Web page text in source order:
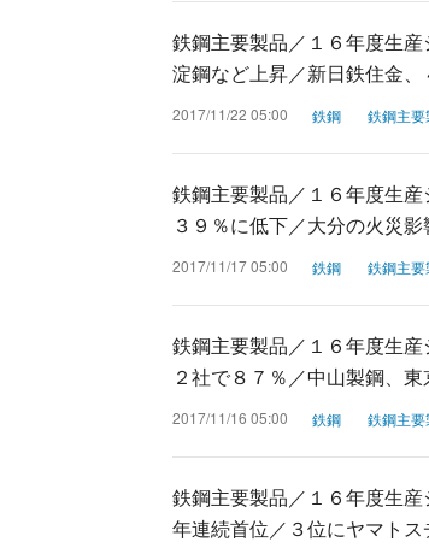
鉄鋼主要製品／１６年度生
淀鋼など上昇／新日鉄住金
2017/11/22 05:00 鉄鋼 鉄鋼主
鉄鋼主要製品／１６年度生産
３９％に低下／大分の火災
2017/11/17 05:00 鉄鋼 鉄鋼主
鉄鋼主要製品／１６年度生
２社で８７％／中山製鋼、
2017/11/16 05:00 鉄鋼 鉄鋼主
鉄鋼主要製品／１６年度生
年連続首位／３位にヤマト